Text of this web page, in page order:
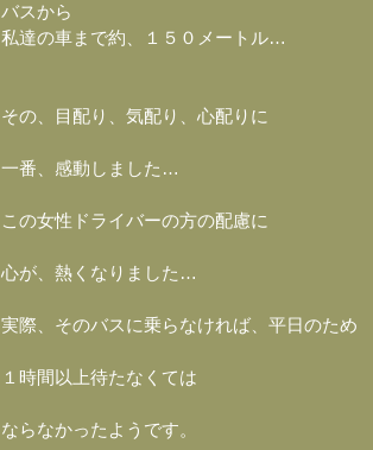
バスから
私達の車まで約、１５０メートル…
その、目配り、気配り、心配りに
一番、感動しました…
この女性ドライバーの方の配慮に
心が、熱くなりました…
実際、そのバスに乗らなければ、平日のため
１時間以上待たなくては
ならなかったようです。